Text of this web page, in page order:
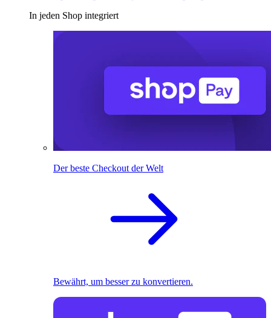
In jeden Shop integriert
Der beste Checkout der Welt
Bewährt, um besser zu konvertieren.